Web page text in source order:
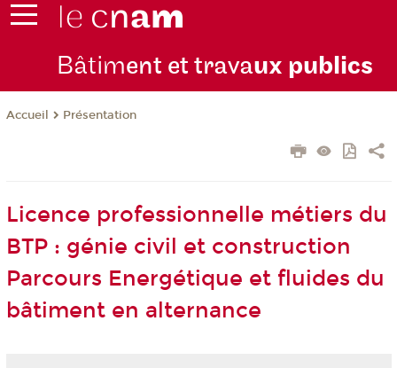
Bâtiment et travaux publics
Accueil Présentation
Licence professionnelle métiers du
BTP : génie civil et construction
Parcours Energétique et fluides du
bâtiment en alternance